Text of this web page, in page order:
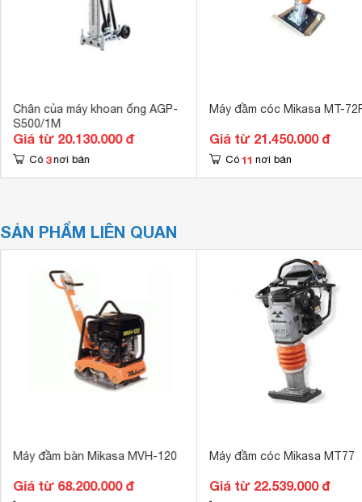
Chân của máy khoan ống AGP-
S500/1M
Giá từ 20.130.000 đ
Có 3 nơi bán
Máy đầm cóc Mikasa MT-
Giá từ 21.450.000 đ
Có 11 nơi bán
SẢN PHẨM LIÊN QUAN
Máy đầm bàn Mikasa MVH-120
Giá từ 68.200.000 đ
Máy đầm cóc Mikasa MT77
Giá từ 22.539.000 đ